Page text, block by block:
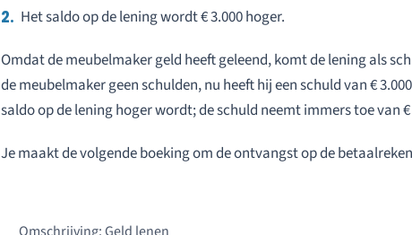
Het saldo op de lening wordt € 3.000 hoger.
Omdat de meubelmaker geld heeft geleend, komt de lening als
de meubelmaker geen schulden, nu heeft hij een schuld van €
saldo op de lening hoger wordt; de schuld neemt immers toe van €
Je maakt de volgende boeking om de ontvangst op de